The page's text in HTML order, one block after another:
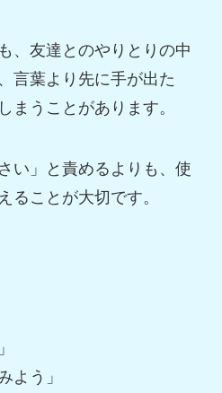
、友達とのやりとりの中
言葉より先に手が出た
まうことがあります。
い」と責めるよりも、使
ることが大切です。
よう」